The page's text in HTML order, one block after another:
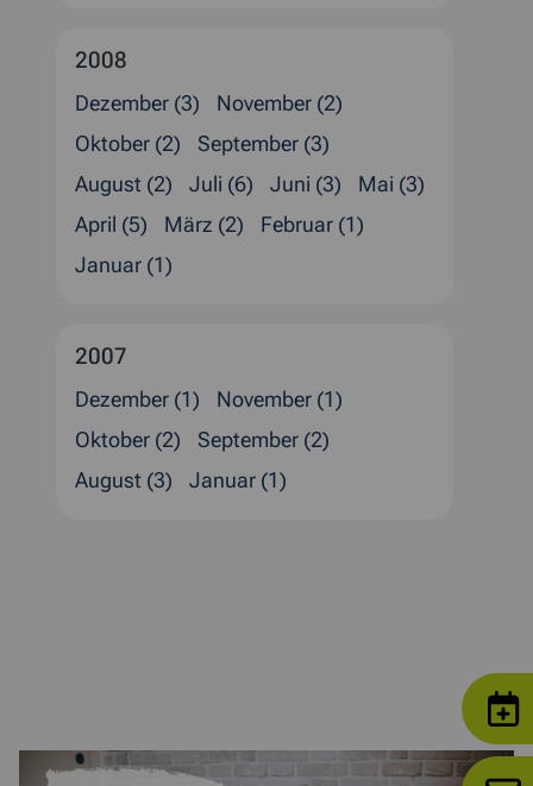
2008
Dezember (3)
November (2)
Oktober (2)
September (3)
August (2)
Juli (6) Juni (3)
Mai (3)
April (5)
März (2)
Februar (1)
Januar (1)
2007
Dezember (1)
November (1)
Oktober (2)
September (2)
August (3)
Januar (1)